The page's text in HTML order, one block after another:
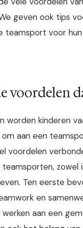
geven ook tips
teamsport voor hun
voordelen
worden kinderen
om aan een
voordelen
zowel
Ten eerste
en
aan een